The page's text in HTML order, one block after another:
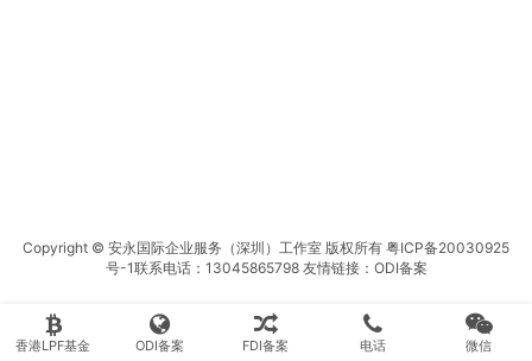
Copyright © 安永国际企业服务（深圳）工作室 版权所有 粤ICP备20030925
号-1联系电话：13045865798 友情链接： ODI备案
香港LPF基金 ODI备案 FDI备案 电话 微信